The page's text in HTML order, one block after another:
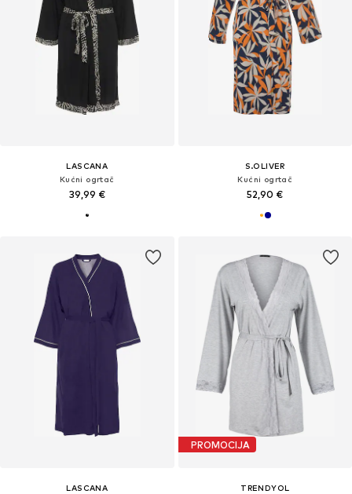
LASCANA
Kućni ogrtač
39,99 €
S.OLIVER
Kućni ogrtač
52,90 €
LASCANA
PROMOCIJA
TRENDYOL